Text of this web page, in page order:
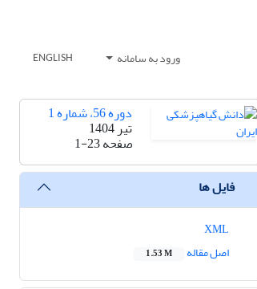
ورود به سامانه ENGLISH
دوره 56، شماره 1
تیر 1404
صفحه1-23
فایل ها
اصل مقاله
1.53 M